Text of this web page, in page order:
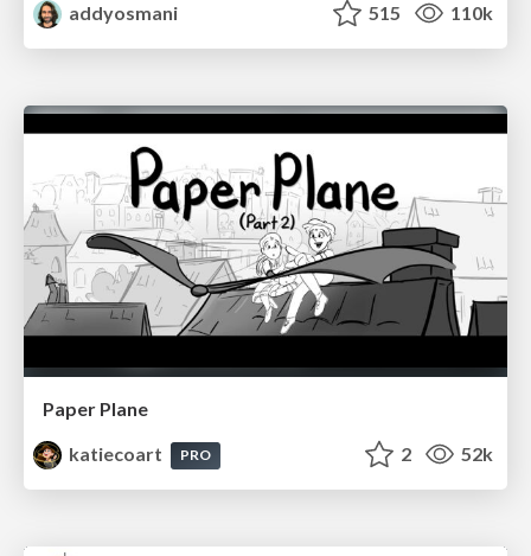
addyosmani
515 110k
Paper Plane
katiecoart
PRO 2 52k